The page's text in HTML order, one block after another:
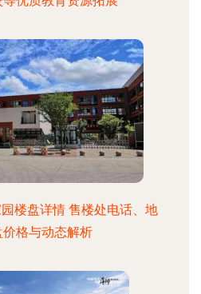
楼盘详情 售楼处电话、地
格与动态解析